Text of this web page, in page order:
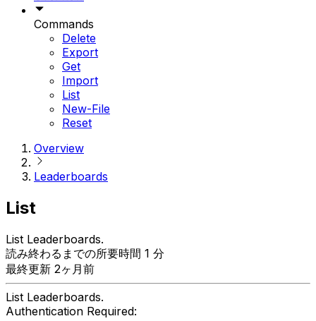
Commands
Delete
Export
Get
Import
List
New-File
Reset
Overview
Leaderboards
List
List Leaderboards.
読み終わるまでの所要時間 1 分
最終更新 2ヶ月前
List Leaderboards.
Authentication Required: